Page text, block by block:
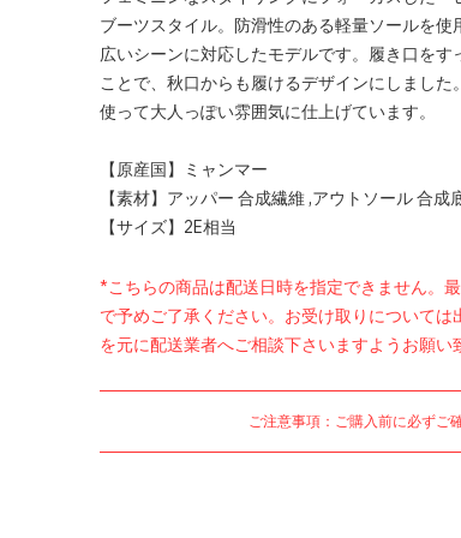
ブーツスタイル。防滑性のある軽量ソールを
広いシーンに対応したモデルです。履き口を
ことで、秋口からも履けるデザインにしまし
使って大人っぽい雰囲気に仕上げています。
【原産国】ミャンマー
【素材】アッパー 合成繊維 ,アウトソール 合成
【サイズ】2E相当
*こちらの商品は配送日時を指定できません。
で予めご了承ください。お受け取りについて
を元に配送業者へご相談下さいますようお願い
ご注意事項：ご購入前に必ずご